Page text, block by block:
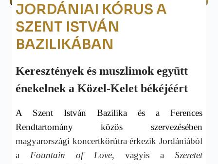
JORDÁNIAI KÓRUS A
SZENT ISTVÁN
BAZILIKÁBAN
Keresztények és muszlimok együtt
énekelnek a Közel-Kelet békéjéért
A Szent István Bazilika és a Ferences
Rendtartomány közös szervezésében
magyarországi koncertkörútra érkezik Jordániából
a Fountain of Love, vagyis a Szeretet